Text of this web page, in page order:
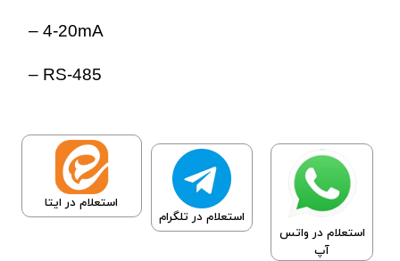
– 4-20mA
– RS-485
استعلام در واتس
آپ
استعلام در تلگرام
استعلام در ایتا